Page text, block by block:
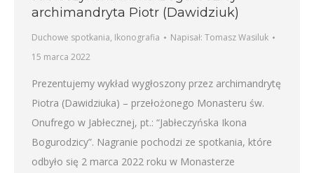
archimandryta Piotr (Dawidziuk)
Duchowe spotkania, Ikonografia Napisał: Tomasz Wasiluk
15 marca 2022
Prezentujemy wykład wygłoszony przez archimandrytę
Piotra (Dawidziuka) – przełożonego Monasteru św.
Onufrego w Jabłecznej, pt.: “Jabłeczyńska Ikona
Bogurodzicy”. Nagranie pochodzi ze spotkania, które
odbyło się 2 marca 2022 roku w Monasterze